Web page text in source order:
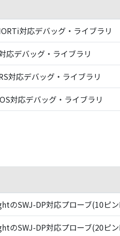
対応デバッグ・ライブラリ
応デバッグ・ライブラリ
対応デバッグ・ライブラリ
対応デバッグ・ライブラリ
のSWJ-DP対応プローブ(10ピ
のSWJ-DP対応プローブ(20ピ